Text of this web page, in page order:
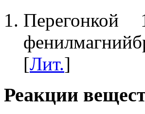
Перегонкой
[Лит.]
Реакции